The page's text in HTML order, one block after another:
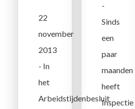
22
november
2013
- In
het
Arbeidstijdenbesluit
-
Sinds
een
paar
maanden
heeft
Inspectie